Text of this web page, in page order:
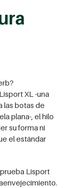
XL -una
las botas de
plana-, el hilo
su forma ni
el estándar
Lisport